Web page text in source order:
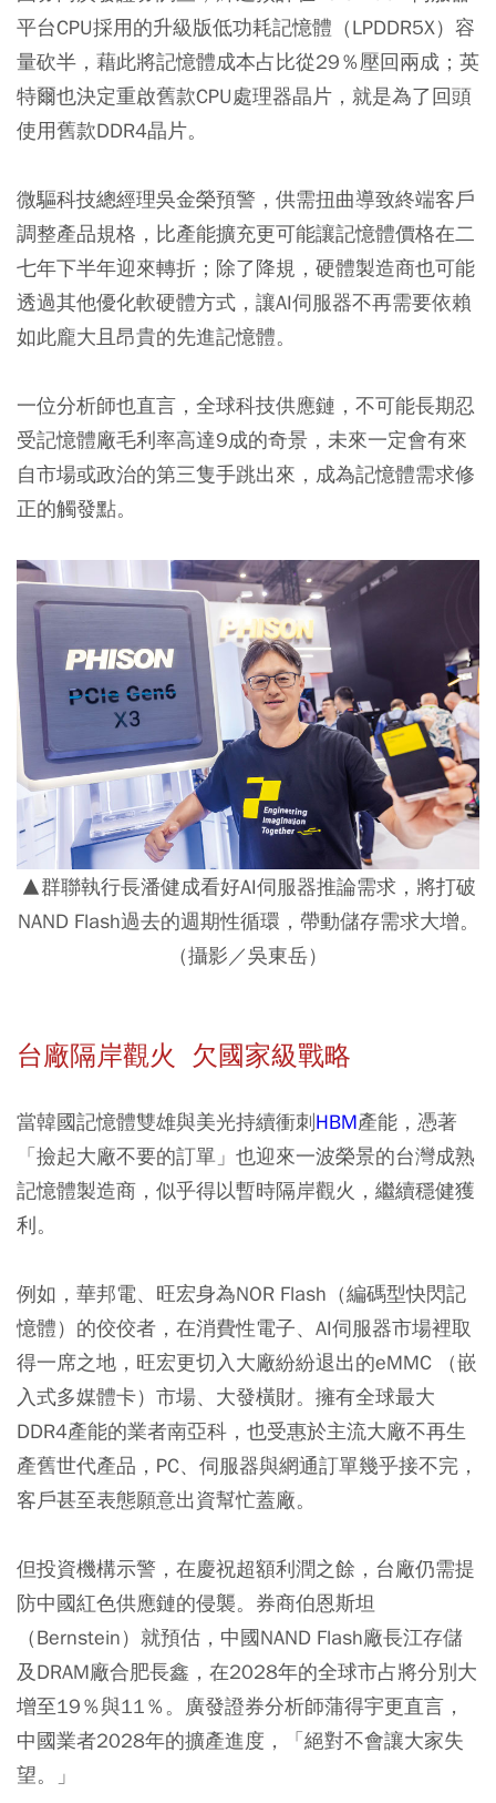
平台CPU採用的升級版低功耗記憶體（LPDDR5X）容
量砍半，藉此將記憶體成本占比從29％壓回兩成；英
特爾也決定重啟舊款CPU處理器晶片，就是為了回頭
使用舊款DDR4晶片。
微驅科技總經理吳金榮預警，供需扭曲導致終端客戶
調整產品規格，比產能擴充更可能讓記憶體價格在二
七年下半年迎來轉折；除了降規，硬體製造商也可能
透過其他優化軟硬體方式，讓AI伺服器不再需要依賴
如此龐大且昂貴的先進記憶體。
一位分析師也直言，全球科技供應鏈，不可能長期忍
受記憶體廠毛利率高達9成的奇景，未來一定會有來
自市場或政治的第三隻手跳出來，成為記憶體需求修
正的觸發點。
▲群聯執行長潘健成看好AI伺服器推論需求，將打破
NAND Flash過去的週期性循環，帶動儲存需求大增。
（攝影／吳東岳）
台廠隔岸觀火 欠國家級戰略
當韓國記憶體雙雄與美光持續衝刺HBM產能，憑著
「撿起大廠不要的訂單」也迎來一波榮景的台灣成熟
記憶體製造商，似乎得以暫時隔岸觀火，繼續穩健獲
利。
例如，華邦電、旺宏身為NOR Flash（編碼型快閃記
憶體）的佼佼者，在消費性電子、AI伺服器市場裡取
得一席之地，旺宏更切入大廠紛紛退出的eMMC （嵌
入式多媒體卡）市場、大發橫財。擁有全球最大
DDR4產能的業者南亞科，也受惠於主流大廠不再生
產舊世代產品，PC、伺服器與網通訂單幾乎接不完，
客戶甚至表態願意出資幫忙蓋廠。
但投資機構示警，在慶祝超額利潤之餘，台廠仍需提
防中國紅色供應鏈的侵襲。券商伯恩斯坦
（Bernstein）就預估，中國NAND Flash廠長江存儲
及DRAM廠合肥長鑫，在2028年的全球市占將分別大
增至19％與11％。廣發證券分析師蒲得宇更直言，
中國業者2028年的擴產進度，「絕對不會讓大家失
望。」